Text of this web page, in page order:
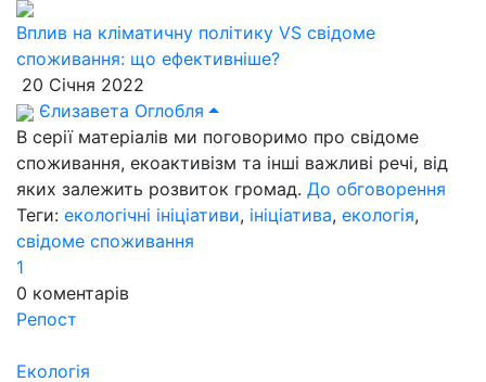
Вплив на кліматичну політику VS свідоме
споживання: що ефективніше?
20 Січня 2022
Єлизавета Оглобля
В серії матеріалів ми поговоримо про свідоме
споживання, екоактивізм та інші важливі речі, від
яких залежить розвиток громад. До обговорення
Теги: екологічні ініціативи, ініціатива, екологія,
свідоме споживання
1
0 коментарів
Репост
Екологія